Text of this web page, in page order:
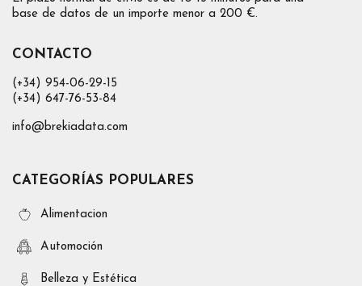
base de datos de un importe menor a 200 €.
CONTACTO
(+34) 954-06-29-15
(+34) 647-76-53-84
info@brekiadata.com
CATEGORÍAS POPULARES
Alimentacion
Automoción
Belleza y Estética